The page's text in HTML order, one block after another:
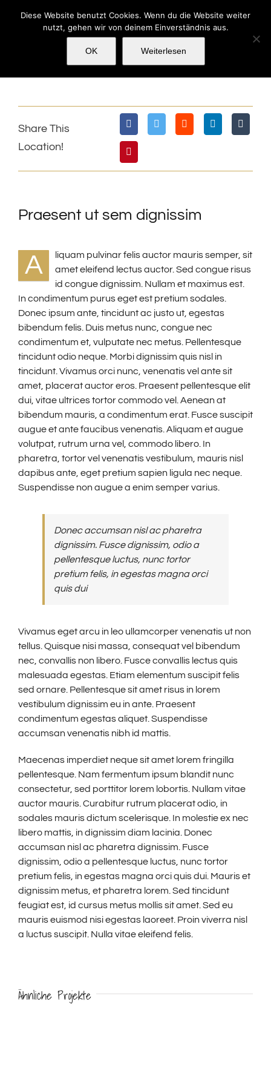
Inhalt
Share This
Location!
Praesent ut sem dignissim
A
liquam pulvinar felis auctor mauris semper, sit
amet eleifend lectus auctor. Sed congue risus
id congue dignissim. Nullam et maximus est.
In condimentum purus eget est pretium sodales.
Donec ipsum ante, tincidunt ac justo ut, egestas
bibendum felis. Duis metus nunc, congue nec
condimentum et, vulputate nec metus. Pellentesque
tincidunt odio neque. Morbi dignissim quis nisl in
tincidunt. Vivamus orci nunc, venenatis vel ante sit
amet, placerat auctor eros. Praesent pellentesque elit
dui, vitae ultrices tortor commodo vel. Aenean at
bibendum mauris, a condimentum erat. Fusce suscipit
augue et ante faucibus venenatis. Aliquam et augue
volutpat, rutrum urna vel, commodo libero. In
pharetra, tortor vel venenatis vestibulum, mauris nisl
dapibus ante, eget pretium sapien ligula nec neque.
Suspendisse non augue a enim semper varius.
Donec accumsan nisl ac pharetra
dignissim. Fusce dignissim, odio a
pellentesque luctus, nunc tortor
pretium felis, in egestas magna orci
quis dui
Vivamus eget arcu in leo ullamcorper venenatis ut non
tellus. Quisque nisi massa, consequat vel bibendum
nec, convallis non libero. Fusce convallis lectus quis
malesuada egestas. Etiam elementum suscipit felis
sed ornare. Pellentesque sit amet risus in lorem
vestibulum dignissim eu in ante. Praesent
condimentum egestas aliquet. Suspendisse
accumsan venenatis nibh id mattis.
Maecenas imperdiet neque sit amet lorem fringilla
pellentesque. Nam fermentum ipsum blandit nunc
consectetur, sed porttitor lorem lobortis. Nullam vitae
auctor mauris. Curabitur rutrum placerat odio, in
sodales mauris dictum scelerisque. In molestie ex nec
libero mattis, in dignissim diam lacinia. Donec
accumsan nisl ac pharetra dignissim. Fusce
dignissim, odio a pellentesque luctus, nunc tortor
pretium felis, in egestas magna orci quis dui. Mauris et
dignissim metus, et pharetra lorem. Sed tincidunt
feugiat est, id cursus metus mollis sit amet. Sed eu
mauris euismod nisi egestas laoreet. Proin viverra nisl
a luctus suscipit. Nulla vitae eleifend felis.
Ähnliche Projekte
Diese Website benutzt Cookies. Wenn du die Website weiter
nutzt, gehen wir von deinem Einverständnis aus.
OK Weiterlesen